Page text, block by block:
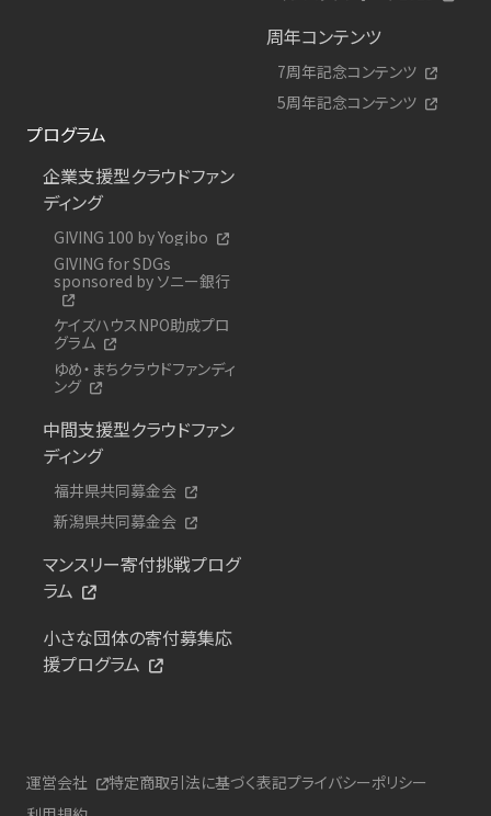
周年コンテンツ
7周年記念コンテンツ
5周年記念コンテンツ
プログラム
企業支援型クラウドファン
ディング
GIVING 100 by Yogibo
GIVING for SDGs
sponsored by ソニー銀行
ケイズハウスNPO助成プロ
グラム
ゆめ・まちクラウドファンディ
ング
中間支援型クラウドファン
ディング
福井県共同募金会
新潟県共同募金会
マンスリー寄付挑戦プログ
ラム
小さな団体の寄付募集応
援プログラム
運営会社 特定商取引法に基づく表記プライバシーポリシー